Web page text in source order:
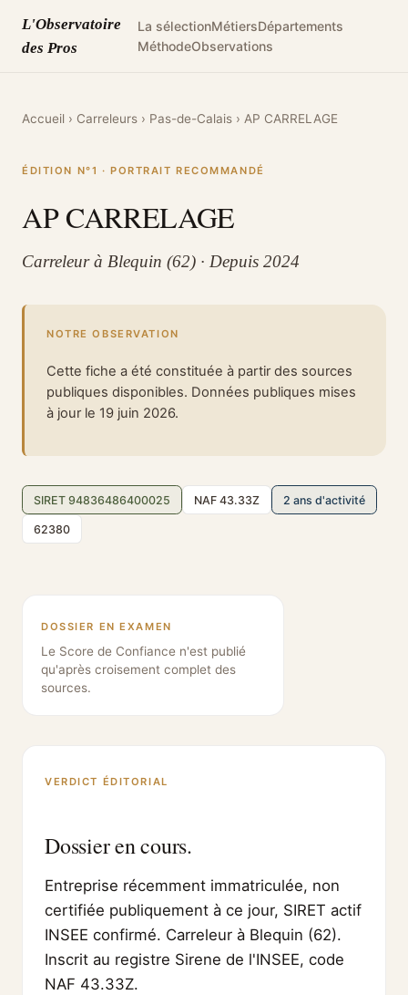
L'Observatoire
des Pros
La sélectionMétiersDépartements
MéthodeObservations
Accueil › Carreleurs › Pas-de-Calais › AP CARRELAGE
ÉDITION N°1 · PORTRAIT RECOMMANDÉ
AP CARRELAGE
Carreleur à Blequin (62) · Depuis 2024
NOTRE OBSERVATION
Cette fiche a été constituée à partir des sources
publiques disponibles. Données publiques mises
à jour le 19 juin 2026.
SIRET 94836486400025 NAF 43.33Z 2 ans d'activité
62380
DOSSIER EN EXAMEN
Le Score de Confiance n'est publié
qu'après croisement complet des
sources.
VERDICT ÉDITORIAL
Dossier en cours.
Entreprise récemment immatriculée, non
certifiée publiquement à ce jour, SIRET actif
INSEE confirmé. Carreleur à Blequin (62).
Inscrit au registre Sirene de l'INSEE, code
NAF 43.33Z.